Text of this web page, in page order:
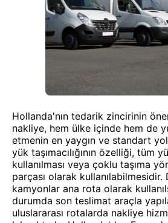
Hollanda'nın tedarik zincirinin
nakliye, hem ülke içinde hem de
etmenin en yaygın ve standart
yük taşımacılığının özelliği, tüm
kullanılması veya çoklu taşıma
parçası olarak kullanılabilmesidir.
kamyonlar ana rota olarak
durumda son teslimat araçla
uluslararası rotalarda nakliye